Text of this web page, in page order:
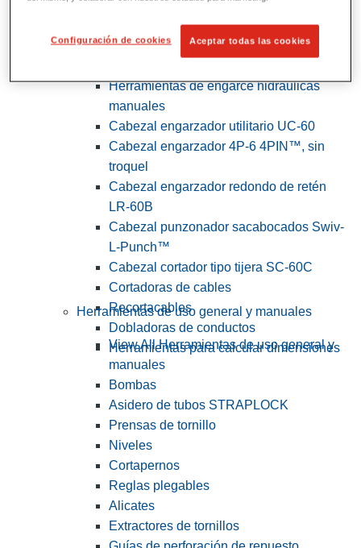
View All Herramientas de servicios
Herramientas de engarce hidráulicas
manuales
Cabezal engarzador utilitario UC-60
Cabezal engarzador 4P-6 4PIN™, sin
troquel
Cabezal engarzador redondo de retén
LR-60B
Cabezal punzonador sacabocados Swiv-
L-Punch™
Cabezal cortador tipo tijera SC-60C
Cortadoras de cables
Recortacables
Dobladoras de conductos
Herramientas para calcular dimensiones
Herramientas de uso general y manuales
View All Herramientas de uso general y
manuales
Bombas
Asidero de tubos STRAPLOCK
Prensas de tornillo
Niveles
Cortapernos
Reglas plegables
Alicates
Extractores de tornillos
Configuración de cookies Aceptar todas las cookies